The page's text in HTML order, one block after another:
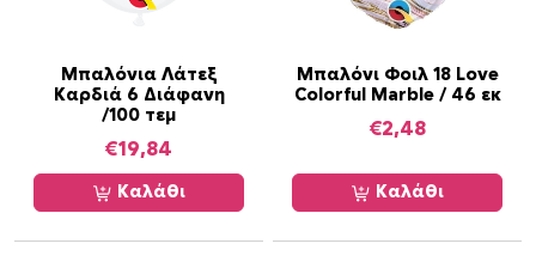
Μπαλόνια Λάτεξ
Καρδιά 6 Διάφανη
/100 τεμ
€19,84
Καλάθι
Μπαλόνι Φοιλ 18 Love
Colorful Marble / 46 εκ
€2,48
Καλάθι